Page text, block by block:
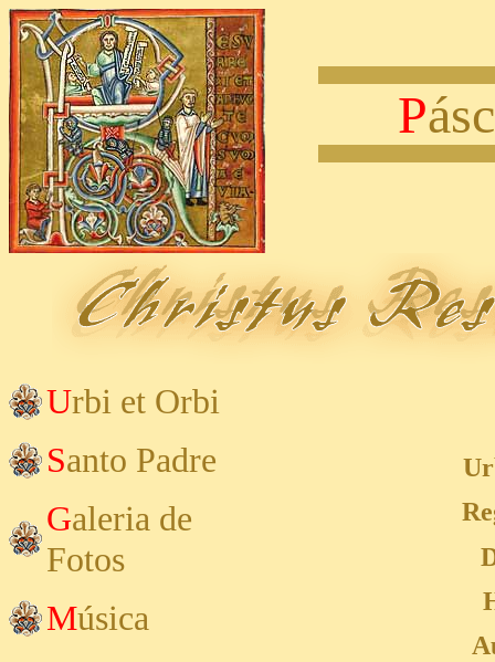
P
Urbi et Orbi
Santo Padre
Galeria de
Fotos
Música